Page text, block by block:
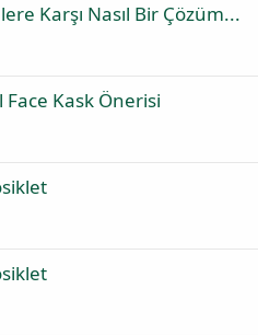
Karşı Nasıl Bir Çözüm...
Face Kask Önerisi